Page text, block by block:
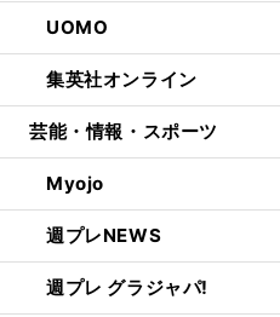
UOMO
集英社オンライン
芸能・情報・スポーツ
Myojo
週プレNEWS
週プレ グラジャパ!